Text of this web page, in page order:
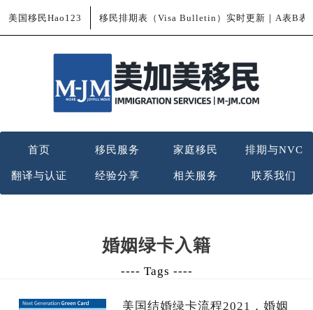
美国移民Hao123 移民排期表（Visa Bulletin）实时更新｜A表B表
首页 移民服务 家庭移民 排期与NVC
翻译与认证 经验分享 相关服务 联系我们
婚姻绿卡入籍
---- Tags ----
美国结婚绿卡流程2021，婚姻